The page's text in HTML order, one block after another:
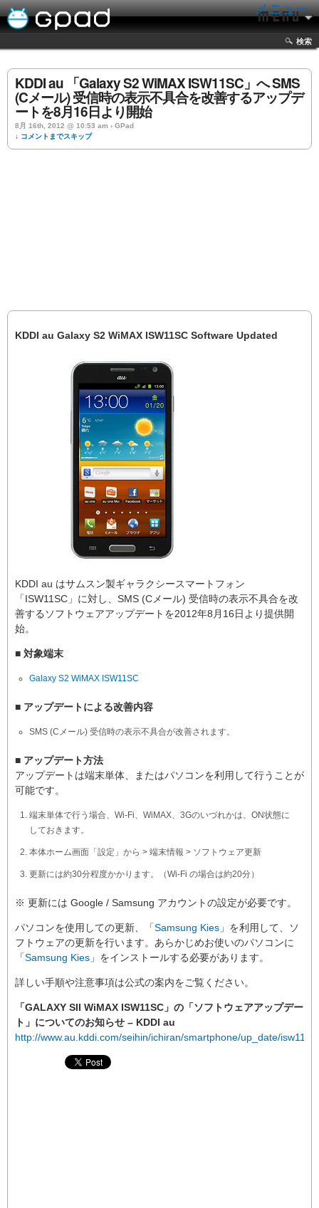
メニュー
検索
KDDI au 「Galaxy S2 WiMAX ISW11SC」へ SMS
(Cメール) 受信時の表示不具合を改善するアップデ
ートを8月16日より開始
8月 16th, 2012 @ 10:53 am › GPad
↓ コメントまでスキップ
KDDI au Galaxy S2 WiMAX ISW11SC Software Updated
KDDI au はサムスン製ギャラクシースマートフォン
「ISW11SC」に対し、SMS (Cメール) 受信時の表示不具合を改
善するソフトウェアアップデートを2012年8月16日より提供開
始。
■ 対象端末
Galaxy S2 WiMAX ISW11SC
■ アップデートによる改善内容
SMS (Cメール) 受信時の表示不具合が改善されます。
■ アップデート方法
アップデートは端末単体、またはパソコンを利用して行うことが
可能です。
端末単体で行う場合、Wi-Fi、WiMAX、3Gのいづれかは、ON状態に
しておきます。
本体ホーム画面「設定」から > 端末情報 > ソフトウェア更新
更新には約30分程度かかります。（Wi-Fi の場合は約20分）
※ 更新には Google / Samsung アカウントの設定が必要です。
パソコンを使用しての更新、「Samsung Kies 」を利用して、ソ
フトウェアの更新を行います。あらかじめお使いのパソコンに
「Samsung Kies 」をインストールする必要があります。
詳しい手順や注意事項は公式の案内をご覧ください。
「GALAXY SII WiMAX ISW11SC」の「ソフトウェアアップデー
ト」についてのお知らせ – KDDI au
http://www.au.kddi.com/seihin/ichiran/smartphone/up_date/